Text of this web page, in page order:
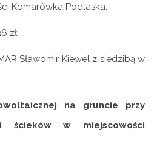
Komarówka Podlaska.
zł.
Sławomir Kiewel z siedzibą w
na gruncie przy
ścieków w miejscowości